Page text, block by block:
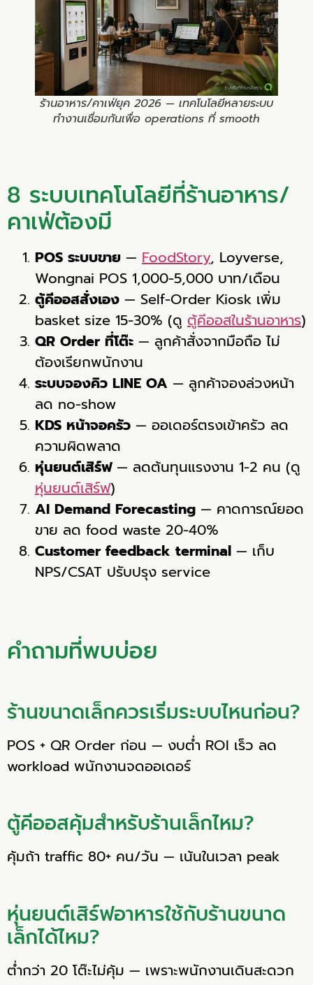
ร้านอาหาร/คาเฟ่ยุค 2026 — เทคโนโลยีหลายระบบ
ทำงานเชื่อมกันเพื่อ operations ที่ smooth
8 ระบบเทคโนโลยีที่ร้านอาหาร/
คาเฟ่ต้องมี
POS ระบบขาย — FoodStory, Loyverse,
Wongnai POS 1,000-5,000 บาท/เดือน
ตู้คีออสสั่งเอง — Self-Order Kiosk เพิ่ม
basket size 15-30% (ดู ตู้คีออสในร้านอาหาร)
QR Order ที่โต๊ะ — ลูกค้าสั่งจากมือถือ ไม่
ต้องเรียกพนักงาน
ระบบจองคิว LINE OA — ลูกค้าจองล่วงหน้า
ลด no-show
KDS หน้าจอครัว — ออเดอร์ตรงเข้าครัว ลด
ความผิดพลาด
หุ่นยนต์เสิร์ฟ— ลดต้นทุนแรงงาน 1-2 คน (ดู
หุ่นยนต์เสิร์ฟ)
AI Demand Forecasting — คาดการณ์ยอด
ขาย ลด food waste 20-40%
Customer feedback terminal — เก็บ
NPS/CSAT ปรับปรุง service
คำถามที่พบบ่อย
ร้านขนาดเล็กควรเริ่มระบบไหนก่อน?
POS + QR Order ก่อน — งบต่ำ ROI เร็ว ลด
workload พนักงานจดออเดอร์
ตู้คีออสคุ้มสำหรับร้านเล็กไหม?
คุ้มถ้า traffic 80+ คน/วัน — เน้นในเวลา peak
หุ่นยนต์เสิร์ฟอาหารใช้กับร้านขนาด
เล็กได้ไหม?
ต่ำกว่า 20 โต๊ะไม่คุ้ม — เพราะพนักงานเดินสะดวก